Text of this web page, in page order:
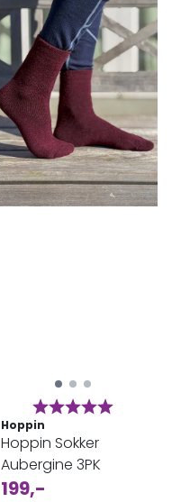
Karakter:
Hoppin
Hoppin Sokker
Aubergine 3PK
199,-